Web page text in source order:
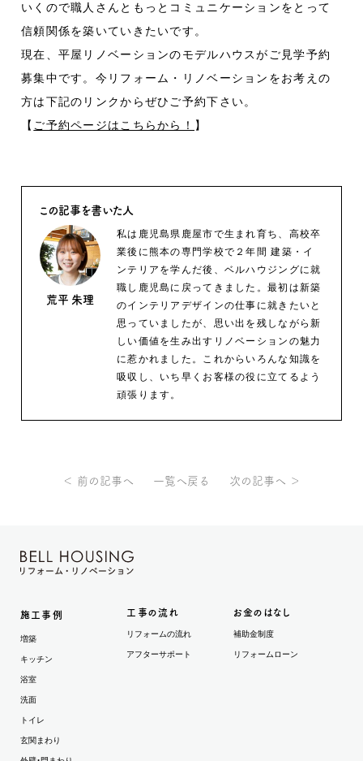
いくので職人さんともっとコミュニケーションをとって
信頼関係を築いていきたいです。
現在、平屋リノベーションのモデルハウスがご見学予約
募集中です。今リフォーム・リノベーションをお考えの
方は下記のリンクからぜひご予約下さい。
【 ご予約ページはこちらから！ 】
この記事を書いた人
荒平 朱理
私は鹿児島県鹿屋市で生まれ育ち、高校卒
業後に熊本の専門学校で２年間 建築・イ
ンテリアを学んだ後、ベルハウジングに就
職し鹿児島に戻ってきました。最初は新築
のインテリアデザインの仕事に就きたいと
思っていましたが、思い出を残しながら新
しい価値を生み出すリノベーションの魅力
に惹かれました。これからいろんな知識を
吸収し、いち早くお客様の役に立てるよう
頑張ります。
＜ 前の記事へ 一覧へ戻る 次の記事へ ＞
施工事例
増築
キッチン
浴室
洗面
トイレ
玄関まわり
工事の流れ
リフォームの流れ
アフターサポート
お金のはなし
補助金制度
リフォームローン